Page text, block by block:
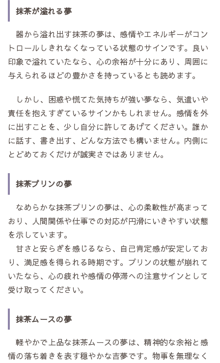
抹茶が溢れる夢
器から溢れ出す抹茶の夢は、感情やエネルギーがコン
トロールしきれなくなっている状態のサインです。良い
印象で溢れていたなら、心の余裕が十分にあり、周囲に
与えられるほどの豊かさを持っているとも読めます。
しかし、困惑や慌てた気持ちが強い夢なら、気遣いや
責任を抱えすぎているサインかもしれません。感情を外
に出すことを、少し自分に許してあげてください。誰か
に話す、書き出す、どんな方法でも構いません。内側に
とどめておくだけが誠実さではありません。
抹茶プリンの夢
なめらかな抹茶プリンの夢は、心の柔軟性が高まって
おり、人間関係や仕事での対応が円滑にいきやすい状態
を示しています。
甘さと安らぎを感じるなら、自己肯定感が安定してお
り、満足感を得られる時期です。プリンの状態が崩れて
いたなら、心の疲れや感情の停滞への注意サインとして
受け取ってください。
抹茶ムースの夢
軽やかで上品な抹茶ムースの夢は、精神的な余裕と感
情の落ち着きを表す穏やかな吉夢です。物事を無理なく